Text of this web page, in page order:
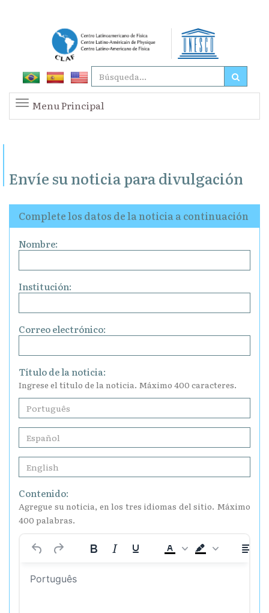
Menu Principal
Envíe su noticia para divulgación
Complete los datos de la noticia a continuación
Nombre:
Institución:
Correo electrónico:
Título de la noticia:
Ingrese el título de la noticia. Máximo 400 caracteres.
Contenido:
Agregue su noticia, en los tres idiomas del sitio. Máximo
400 palabras.